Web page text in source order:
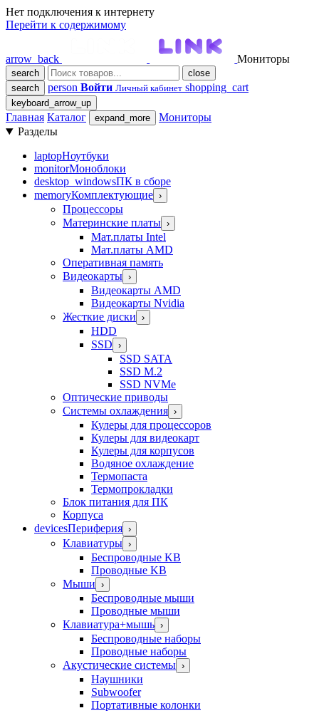
Нет подключения к интернету
Перейти к содержимому
arrow_back Мониторы
search
close
search
person Войти Личный кабинет shopping_cart
keyboard_arrow_up
Главная Каталог expand_more
Мониторы
Разделы
laptopНоутбуки
monitorМоноблоки
desktop_windowsПК в сборе
memoryКомплектующие ›
Процессоры
Материнские платы ›
Мат.платы Intel
Мат.платы AMD
Оперативная память
Видеокарты ›
Видеокарты AMD
Видеокарты Nvidia
Жесткие диски ›
HDD
SSD ›
SSD SATA
SSD M.2
SSD NVMe
Оптические приводы
Системы охлаждения ›
Кулеры для процессоров
Кулеры для видеокарт
Кулеры для корпусов
Водяное охлаждение
Термопаста
Термопрокладки
Блок питания для ПК
Корпуса
devicesПериферия ›
Клавиатуры ›
Беспроводные KB
Проводные KB
Мыши ›
Беспроводные мыши
Проводные мыши
Клавиатура+мышь ›
Беспроводные наборы
Проводные наборы
Акустические системы ›
Наушники
Subwoofer
Портативные колонки